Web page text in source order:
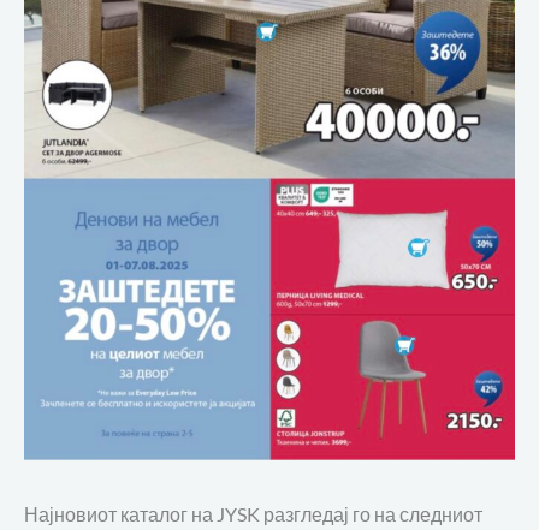
Најновиот каталог на JYSK разгледај го на следниот